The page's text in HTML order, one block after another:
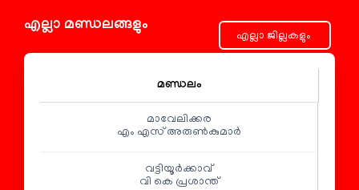
എല്ലാ മണ്ഡലങ്ങളും
മണ്ഡലം
മാവേലിക്കര
എം എസ് അരുണ്‍കുമാര്‍
വട്ടിയൂർക്കാവ്
വി കെ പ്രശാന്ത്